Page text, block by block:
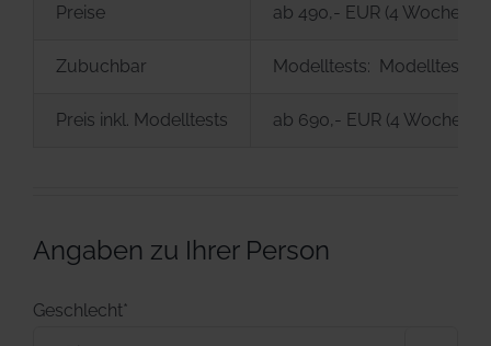
Preise ab 490,- EUR (4 Wochen)
Zubuchbar Modelltests: Modelltests:
Preis inkl. Modelltests ab 690,- EUR (4 Wochen)
Angaben zu Ihrer Person
Geschlecht*